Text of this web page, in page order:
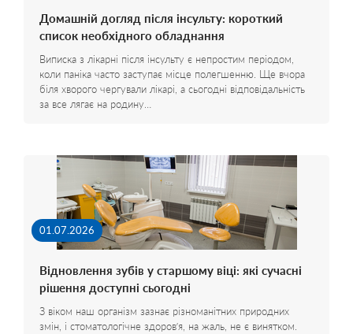
Домашній догляд після інсульту: короткий
список необхідного обладнання
Виписка з лікарні після інсульту є непростим періодом,
коли паніка часто заступає місце полегшенню. Ще вчора
біля хворого чергували лікарі, а сьогодні відповідальність
за все лягає на родину…
01.07.2026
Відновлення зубів у старшому віці: які сучасні
рішення доступні сьогодні
З віком наш організм зазнає різноманітних природних
змін, і стоматологічне здоров’я, на жаль, не є винятком.